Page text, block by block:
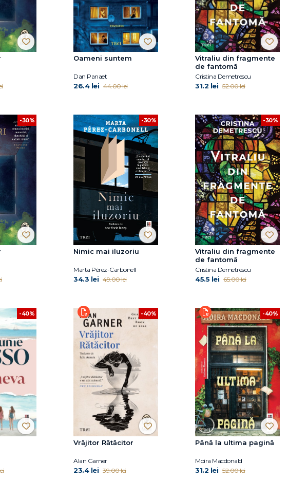
Oameni suntem
Dan Panaet
26.4 lei 44.00 lei
Vitraliu din fragmente
de fantomă
Cristina Demetrescu
31.2 lei 52.00 lei
-30% -30%
Nimic mai iluzoriu
Marta Pérez-Carbonell
34.3 lei 49.00 lei
-30%
Vitraliu din fragmente
de fantomă
Cristina Demetrescu
45.5 lei 65.00 lei
-40% -40%
Vrăjitor Rătăcitor
Alan Garner
23.4 lei 39.00 lei
-40%
Până la ultima pagină
Moira Macdonald
31.2 lei 52.00 lei